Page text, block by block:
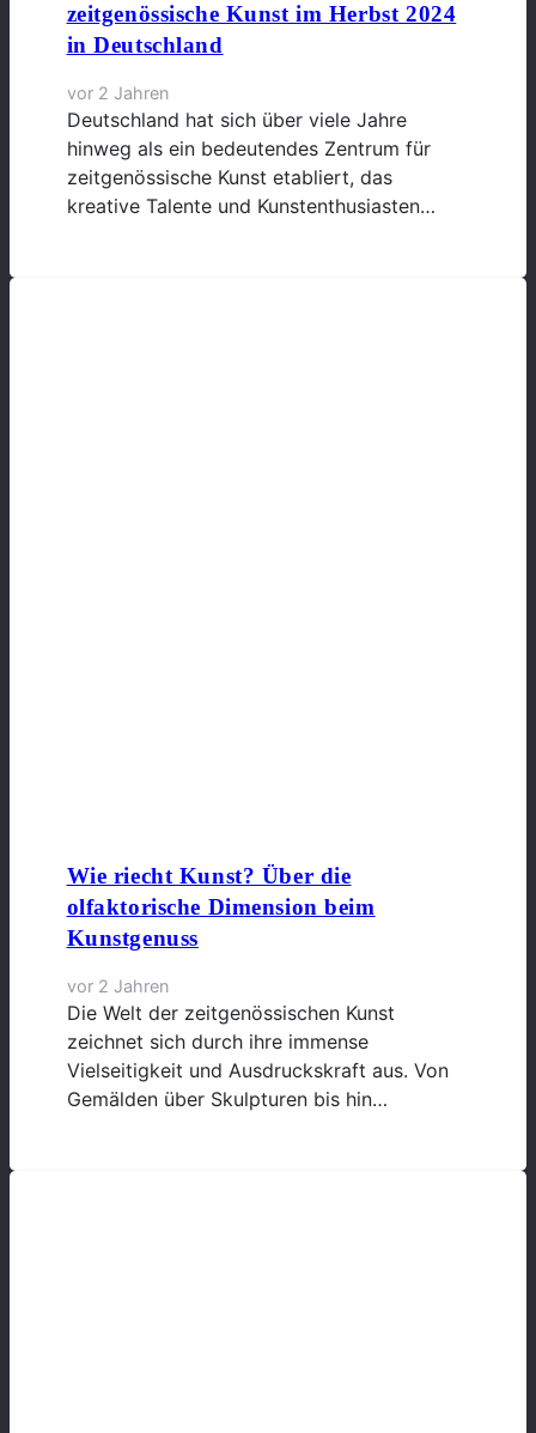
zeitgenössische Kunst im Herbst 2024
in Deutschland
vor 2 Jahren
Deutschland hat sich über viele Jahre
hinweg als ein bedeutendes Zentrum für
zeitgenössische Kunst etabliert, das
kreative Talente und Kunstenthusiasten…
Wie riecht Kunst? Über die
olfaktorische Dimension beim
Kunstgenuss
vor 2 Jahren
Die Welt der zeitgenössischen Kunst
zeichnet sich durch ihre immense
Vielseitigkeit und Ausdruckskraft aus. Von
Gemälden über Skulpturen bis hin…